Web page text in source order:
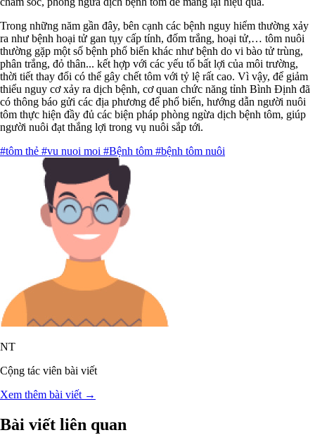
Trong những năm gần đây, bên cạnh các bệnh nguy hiểm thường xảy
ra như bệnh hoại tử gan tụy cấp tính, đốm trắng, hoại tử,… tôm nuôi
thường gặp một số bệnh phổ biến khác như bệnh do vi bào tử trùng,
phân trắng, đỏ thân... kết hợp với các yếu tố bất lợi của môi trường,
thời tiết thay đổi có thể gây chết tôm với tỷ lệ rất cao. Vì vậy, để giảm
thiểu nguy cơ xảy ra dịch bệnh, cơ quan chức năng tỉnh Bình Định đã
có thông báo gửi các địa phương để phổ biến, hướng dẫn người nuôi
tôm thực hiện đầy đủ các biện pháp phòng ngừa dịch bệnh tôm, giúp
người nuôi đạt thắng lợi trong vụ nuôi sắp tới.
#tôm thẻ #vu nuoi moi #Bệnh tôm #bệnh tôm nuôi
NT
Cộng tác viên bài viết
Xem thêm bài viết →
Bài viết liên quan